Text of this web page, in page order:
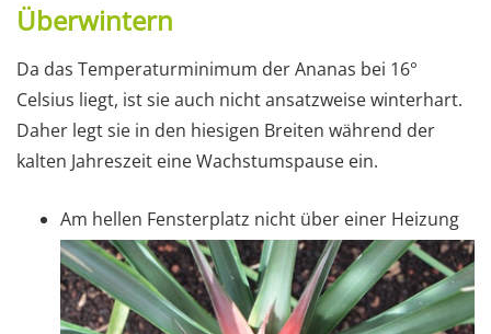
Überwintern
Da das Temperaturminimum der Ananas bei 16°
Celsius liegt, ist sie auch nicht ansatzweise winterhart.
Daher legt sie in den hiesigen Breiten während der
kalten Jahreszeit eine Wachstumspause ein.
Am hellen Fensterplatz nicht über einer Heizung